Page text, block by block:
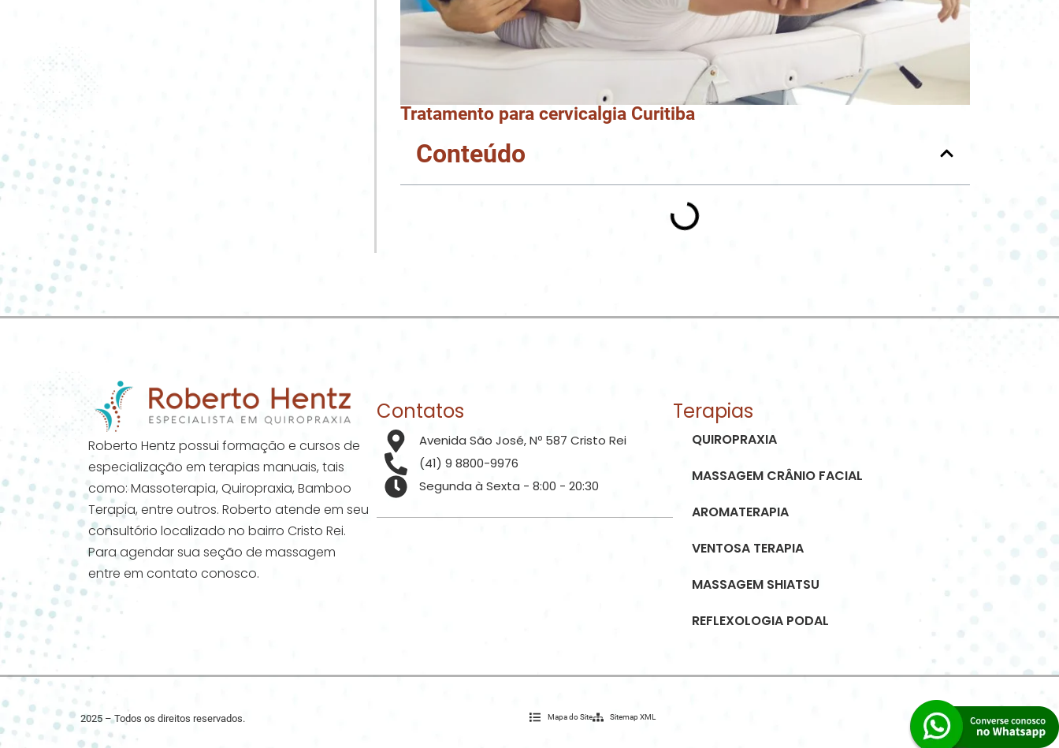
Tratamento para cervicalgia Curitiba
Conteúdo
Roberto Hentz possui formação e cursos de
especialização em terapias manuais, tais
como: Massoterapia, Quiropraxia, Bamboo
Terapia, entre outros. Roberto atende em seu
consultório localizado no bairro Cristo Rei.
Para agendar sua seção de massagem
entre em contato conosco.
Contatos
Avenida São José, Nº 587 Cristo Rei
(41) 9 8800-9976
Segunda à Sexta - 8:00 - 20:30
Terapias
QUIROPRAXIA
MASSAGEM CRÂNIO FACIAL
AROMATERAPIA
VENTOSA TERAPIA
MASSAGEM SHIATSU
REFLEXOLOGIA PODAL
2025 – Todos os direitos reservados. Mapa do Site Sitemap XML